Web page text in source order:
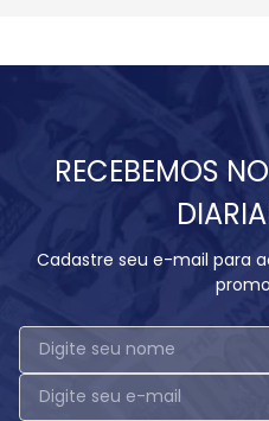
RECEBEMOS
Cadastre seu e-mail para